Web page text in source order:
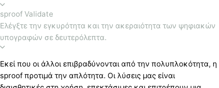
sproof Validate
Ελέγξτε την εγκυρότητα και την ακεραιότητα των ψηφιακών
υπογραφών σε δευτερόλεπτα.
Εκεί που οι άλλοι επιβραδύνονται από την πολυπλοκότητα, η
sproof προτιμά την απλότητα. Οι λύσεις μας είναι